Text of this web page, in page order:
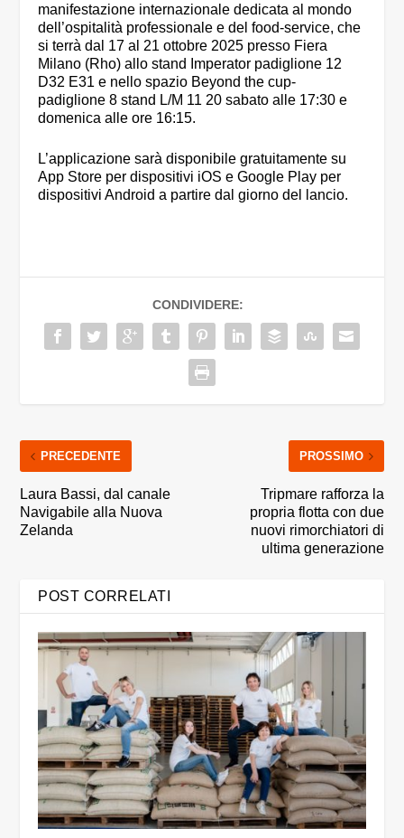
manifestazione internazionale dedicata al mondo
dell’ospitalità professionale e del food-service, che
si terrà dal 17 al 21 ottobre 2025 presso Fiera
Milano (Rho) allo stand Imperator padiglione 12
D32 E31 e nello spazio Beyond the cup-
padiglione 8 stand L/M 11 20 sabato alle 17:30 e
domenica alle ore 16:15.
L’applicazione sarà disponibile gratuitamente su
App Store per dispositivi iOS e Google Play per
dispositivi Android a partire dal giorno del lancio.
CONDIVIDERE:
PRECEDENTE
Laura Bassi, dal canale
Navigabile alla Nuova
Zelanda
PROSSIMO
Tripmare rafforza la
propria flotta con due
nuovi rimorchiatori di
ultima generazione
POST CORRELATI